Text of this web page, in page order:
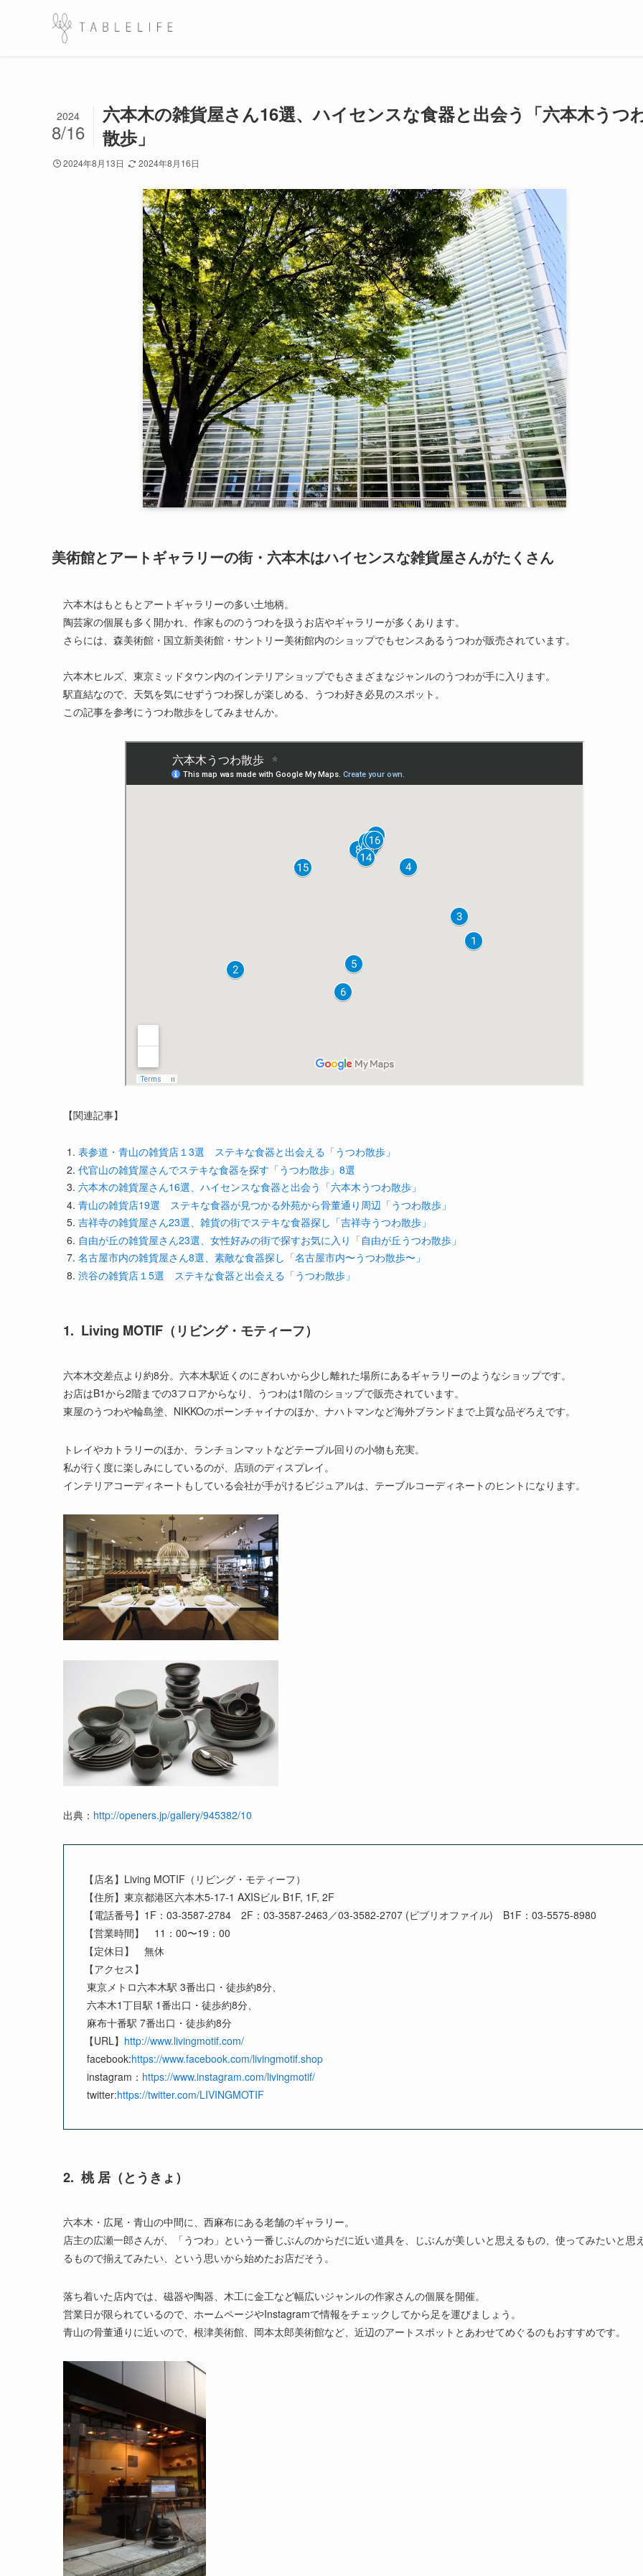
六本木の雑貨屋さん16選、ハイセンスな食器と出会う「六本木うつ
散歩」
2024
8/16
2024年8月13日 2024年8月16日
美術館とアートギャラリーの街・六本木はハイセンスな雑貨屋さんがたくさん
六本木はもともとアートギャラリーの多い土地柄。
陶芸家の個展も多く開かれ、作家もののうつわを扱うお店やギャラリーが多くあります。
さらには、森美術館・国立新美術館・サントリー美術館内のショップでもセンスあるうつわが販売されています。
六本木ヒルズ、東京ミッドタウン内のインテリアショップでもさまざまなジャンルのうつわが手に入ります。
駅直結なので、天気を気にせずうつわ探しが楽しめる、うつわ好き必見のスポット。
この記事を参考にうつわ散歩をしてみませんか。
【関連記事】
表参道・青山の雑貨店１3選 ステキな食器と出会える「うつわ散歩」
代官山の雑貨屋さんでステキな食器を探す「うつわ散歩」8選
六本木の雑貨屋さん16選、ハイセンスな食器と出会う「六本木うつわ散歩」
青山の雑貨店19選 ステキな食器が見つかる外苑から骨董通り周辺「うつわ散歩」
吉祥寺の雑貨屋さん23選、雑貨の街でステキな食器探し「吉祥寺うつわ散歩」
自由が丘の雑貨屋さん23選、女性好みの街で探すお気に入り「自由が丘うつわ散歩」
名古屋市内の雑貨屋さん8選、素敵な食器探し「名古屋市内〜うつわ散歩〜」
渋谷の雑貨店１5選 ステキな食器と出会える「うつわ散歩」
1. Living MOTIF（リビング・モティーフ）
六本木交差点より約8分。六本木駅近くのにぎわいから少し離れた場所にあるギャラリーのようなショップです。
お店はB1から2階までの3フロアからなり、うつわは1階のショップで販売されています。
東屋のうつわや輪島塗、NIKKOのボーンチャイナのほか、ナハトマンなど海外ブランドまで上質な品ぞろえです。
トレイやカトラリーのほか、ランチョンマットなどテーブル回りの小物も充実。
私が行く度に楽しみにしているのが、店頭のディスプレイ。
インテリアコーディネートもしている会社が手がけるビジュアルは、テーブルコーディネートのヒントになります。
出典： http://openers.jp/gallery/945382/10
【店名】Living MOTIF（リビング・モティーフ）
【住所】東京都港区六本木5-17-1 AXISビル B1F, 1F, 2F
【電話番号】1F：03-3587-2784　2F：03-3587-2463／03-3582-2707 (ビブリオファイル)　B1F：03-5575-8980
【営業時間】　11：00〜19：00
【定休日】　無休
【アクセス】
【URL】
facebook:https://www.facebook.com/livingmotif.shop
instagram： https://www.instagram.com/livingmotif/
twitter:https://twitter.com/LIVINGMOTIF
2. 桃 居（とうきょ）
六本木・広尾・青山の中間に、西麻布にある老舗のギャラリー。
店主の広瀬一郎さんが、「うつわ」という一番じぶんのからだに近い道具を、じぶんが美しいと思えるもの、使ってみたいと思
るもので揃えてみたい、という思いから始めたお店だそう。
落ち着いた店内では、磁器や陶器、木工に金工など幅広いジャンルの作家さんの個展を開催。
営業日が限られているので、ホームページやInstagramで情報をチェックしてから足を運びましょう。
青山の骨董通りに近いので、根津美術館、岡本太郎美術館など、近辺のアートスポットとあわせてめぐるのもおすすめです。